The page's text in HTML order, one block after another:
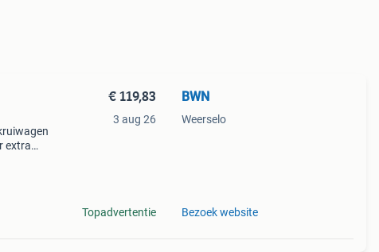
extra
€ 119,83
3 aug 26
Topadvertentie
BWN
Weerselo
Bezoek website